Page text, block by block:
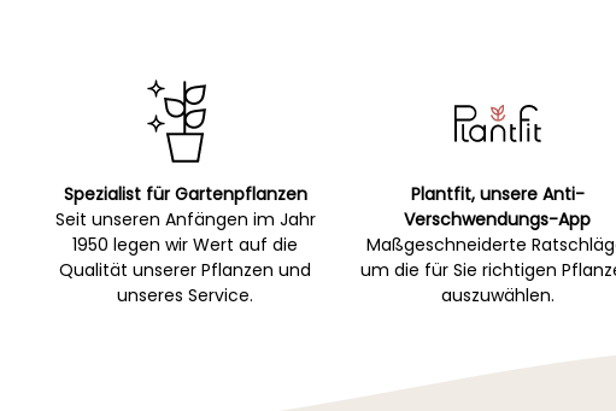
Spezialist für Gartenpflanzen
Seit unseren Anfängen im Jahr
1950 legen wir Wert auf die
Qualität unserer Pflanzen und
unseres Service.
Plantfit, unsere Anti-
Verschwendungs-App
Maßgeschneiderte
um die für Sie richtigen
auszuwählen.